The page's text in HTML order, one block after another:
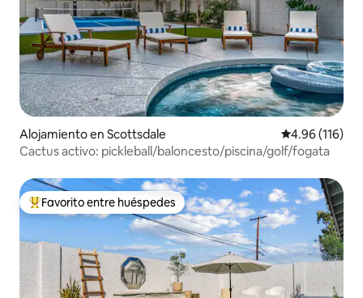
Alojamiento en Scottsdale Calificación
4.96 (116)
Cactus activo: pickleball/baloncesto/piscina/golf/fogata
Favorito entre huéspedes preferido
Favorito entre huéspedes